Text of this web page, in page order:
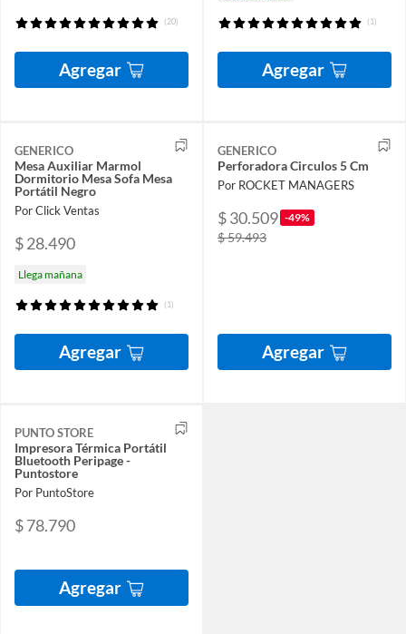
(20)
Agregar
(1)
Agregar
GENERICO
Mesa Auxiliar Marmol
Dormitorio Mesa Sofa Mesa
Portátil Negro
Por Click Ventas
$ 28.490
Llega mañana
(1)
Agregar
GENERICO
Perforadora Circulos 5 Cm
Por ROCKET MANAGERS
$ 30.509 -49%
$ 59.493
Agregar
PUNTO STORE
Impresora Térmica Portátil
Bluetooth Peripage -
Puntostore
Por PuntoStore
$ 78.790
Agregar